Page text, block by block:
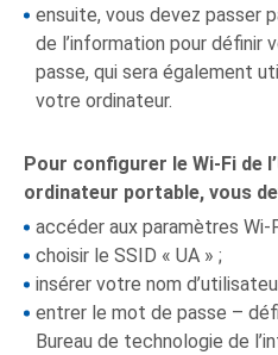
ensuite, vous devez passer
de l’information pour définir
passe, qui sera également
votre ordinateur.
Pour configurer le Wi-Fi de
ordinateur portable, vous
accéder aux paramètres Wi-
choisir le SSID « UA » ;
insérer votre nom
entrer le mot de passe –
Bureau de technologie de